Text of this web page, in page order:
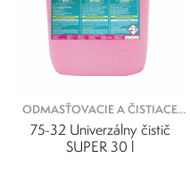
ODMASŤOVACIE A ČISTIACE
KVAPALINY
75-32 Univerzálny čistič
SUPER 30 l